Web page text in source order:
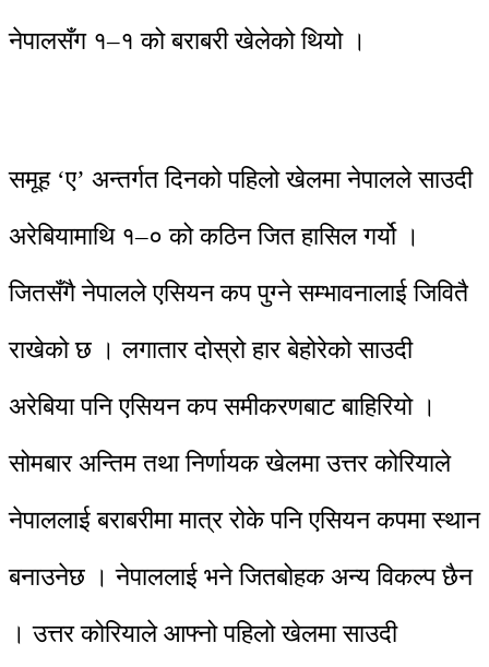
नेपालसँग १–१ को बराबरी खेलेको थियो ।
समूह ‘ए’ अन्तर्गत दिनको पहिलो खेलमा नेपालले साउदी
अरेबियामाथि १–० को कठिन जित हासिल गर्यो ।
जितसँगै नेपालले एसियन कप पुग्ने सम्भावनालाई जिवितै
राखेको छ । लगातार दोस्रो हार बेहोरेको साउदी
अरेबिया पनि एसियन कप समीकरणबाट बाहिरियो ।
सोमबार अन्तिम तथा निर्णायक खेलमा उत्तर कोरियाले
नेपाललाई बराबरीमा मात्र रोके पनि एसियन कपमा स्थान
बनाउनेछ । नेपाललाई भने जितबोहक अन्य विकल्प छैन
। उत्तर कोरियाले आफ्नो पहिलो खेलमा साउदी